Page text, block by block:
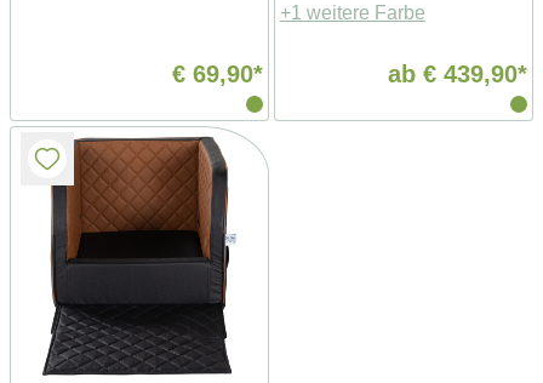
€ 69,90*
+1 weitere Farbe
ab € 439,90*